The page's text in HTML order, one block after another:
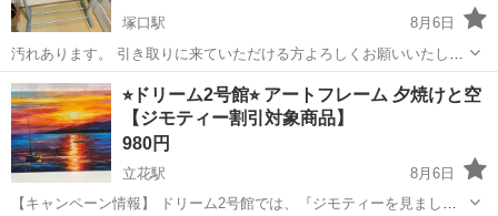
塚口駅
8月6日
汚れあります。 引き取りに来ていただける方よろしくお願いいたしま
す。
兵庫 尼崎市 塚口駅 家具 ラック
⭐︎ドリーム2号館⭐︎ アートフレーム 夕焼けと空
【ジモティー割引対象商品】
980円
立花駅
8月6日
【キャンペーン情報】 ドリーム2号館では、『ジモティーを見まし